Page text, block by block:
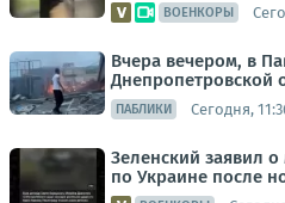
ВОЕНКОРЫ
Вчера вечером, в
Днепропетровской
ПАБЛИКИ Сегодня,
Зеленский заявил
по Украине после